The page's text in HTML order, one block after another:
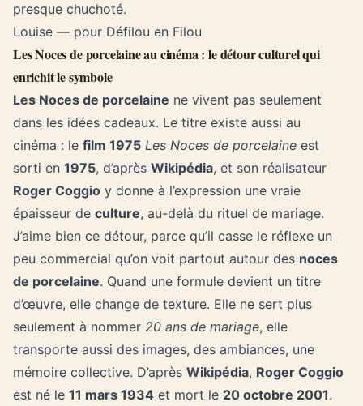
presque chuchoté.
Louise — pour Défilou en Filou
Les Noces de porcelaine au cinéma : le détour culturel qui
enrichit le symbole
Les Noces de porcelaine ne vivent pas seulement
dans les idées cadeaux. Le titre existe aussi au
cinéma : le film 1975 Les Noces de porcelaine est
sorti en 1975, d’après Wikipédia, et son réalisateur
Roger Coggio y donne à l’expression une vraie
épaisseur de culture, au-delà du rituel de mariage.
J’aime bien ce détour, parce qu’il casse le réflexe un
peu commercial qu’on voit partout autour des noces
de porcelaine. Quand une formule devient un titre
d’œuvre, elle change de texture. Elle ne sert plus
seulement à nommer 20 ans de mariage, elle
transporte aussi des images, des ambiances, une
mémoire collective. D’après Wikipédia, Roger Coggio
est né le 11 mars 1934 et mort le 20 octobre 2001.